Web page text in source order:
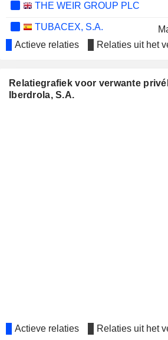
THE WEIR GROUP PLC
TUBACEX, S.A.
S.A.
Actieve relaties Relaties uit het
Relatiegrafiek voor verwante
Iberdrola, S.A.
Actieve relaties Relaties uit het